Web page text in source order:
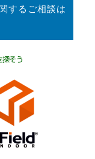
するご相談は